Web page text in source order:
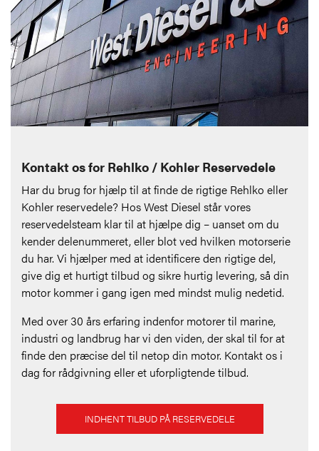
Kontakt os for Rehlko / Kohler Reservedele
Har du brug for hjælp til at finde de rigtige Rehlko eller
Kohler reservedele? Hos West Diesel står vores
reservedelsteam klar til at hjælpe dig – uanset om du
kender delenummeret, eller blot ved hvilken motorserie
du har. Vi hjælper med at identificere den rigtige del,
give dig et hurtigt tilbud og sikre hurtig levering, så din
motor kommer i gang igen med mindst mulig nedetid.
Med over 30 års erfaring indenfor motorer til marine,
industri og landbrug har vi den viden, der skal til for at
finde den præcise del til netop din motor. Kontakt os i
dag for rådgivning eller et uforpligtende tilbud.
INDHENT TILBUD PÅ RESERVEDELE